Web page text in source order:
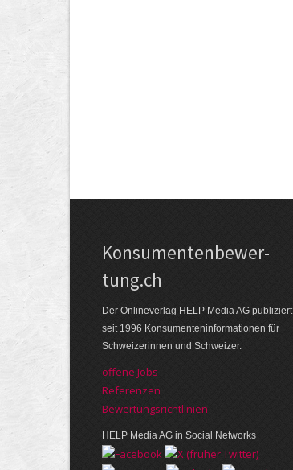
Kon­su­menten­be­wer­
tung.ch
Der Online­verlag HELP Media AG publi­ziert
seit 1996 Kon­su­menten­infor­mationen für
Schwei­zerinnen und Schweizer.
offene Jobs
Referenzen
Bewer­tungs­richt­linien
HELP Media AG in Social Networks